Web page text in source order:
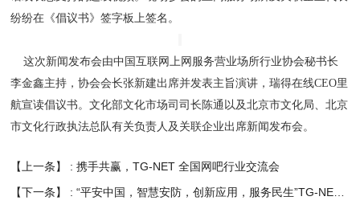
纷纷在《倡议书》签字板上签名。
这次新闻发布会由中国互联网上网服务营业场所行业协会秘书长
李金鑫主持，协会会长张新建出席并发表主旨演讲，瑞得在线CEO里
航宣读倡议书。文化部文化市场司司长陈通以及北京市文化局、北京
市文化行政执法总队有关负责人及关联企业出席新闻发布会。
【上一条】 :携手共赢，TG-NET 全国网吧行业交流会
【下一条】 :“平安中国，智慧安防，创新应用，服务民生”TG-NET亮相北京安博会